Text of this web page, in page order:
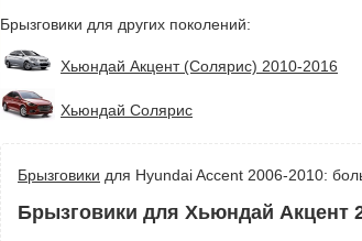
Брызговики для других поколений:
Хьюндай Акцент (Солярис) 2010-2016
Хьюндай Солярис
Брызговики для Hyundai Accent 2006-2010:
Брызговики для Хьюндай Акцент